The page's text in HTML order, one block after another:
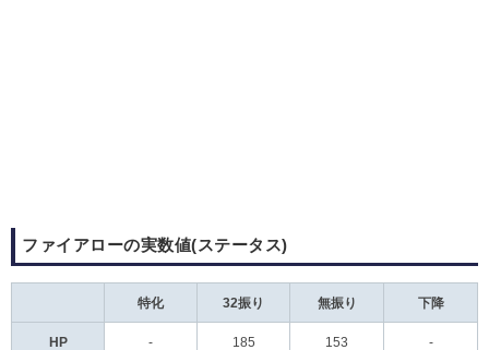
ファイアローの実数値(ステータス)
特化 32振り 無振り 下降
HP - 185 153 -